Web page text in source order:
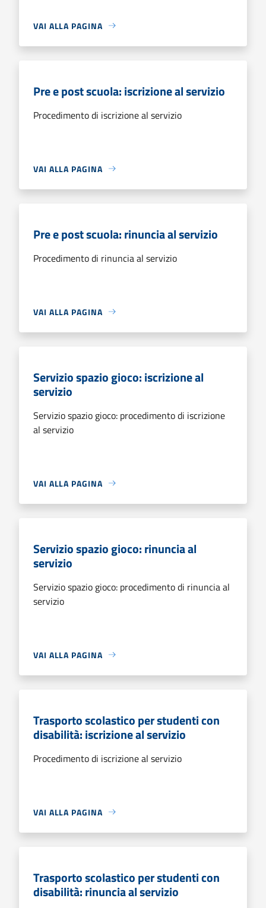
VAI ALLA PAGINA
Pre e post scuola: iscrizione al servizio
Procedimento di iscrizione al servizio
VAI ALLA PAGINA
Pre e post scuola: rinuncia al servizio
Procedimento di rinuncia al servizio
VAI ALLA PAGINA
Servizio spazio gioco: iscrizione al
servizio
Servizio spazio gioco: procedimento di iscrizione
al servizio
VAI ALLA PAGINA
Servizio spazio gioco: rinuncia al
servizio
Servizio spazio gioco: procedimento di rinuncia al
servizio
VAI ALLA PAGINA
Trasporto scolastico per studenti con
disabilità: iscrizione al servizio
Procedimento di iscrizione al servizio
VAI ALLA PAGINA
Trasporto scolastico per studenti con
disabilità: rinuncia al servizio